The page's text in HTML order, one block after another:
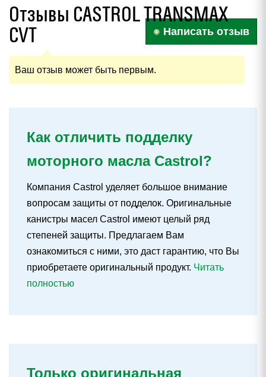
Отзывы CASTROL TRANSMAX
CVT
Написать отзыв
Ваш отзыв может быть первым.
Как отличить подделку
моторного масла Castrol?
Компания Castrol уделяет большое внимание
вопросам защиты от подделок. Оригинальные
канистры масел Castrol имеют целый ряд
степеней защиты. Предлагаем Вам
ознакомиться с ними, это даст гарантию, что Вы
приобретаете оригинальный продукт. Читать
полностью
Только оригинальная